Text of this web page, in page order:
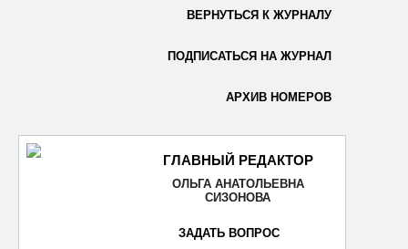
ВЕРНУТЬСЯ К ЖУРНАЛУ
ПОДПИСАТЬСЯ НА ЖУРНАЛ
АРХИВ НОМЕРОВ
ГЛАВНЫЙ РЕДАКТОР
ОЛЬГА АНАТОЛЬЕВНА
СИЗОНОВА
ЗАДАТЬ ВОПРОС
ОТПРАВИТЬ